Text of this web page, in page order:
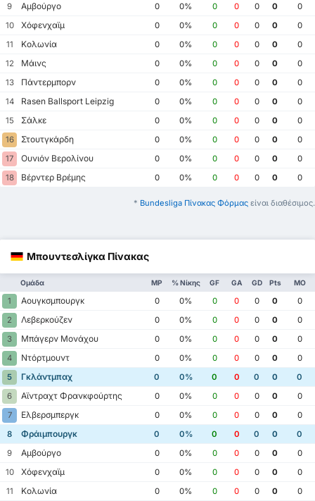
9
Αμβούργο 0 0% 0 0 0 0
0
10
Χόφενχαϊμ 0 0% 0 0 0 0
0
11
Κολωνία 0 0% 0 0 0 0
0
12
Μάινς 0 0% 0 0 0 0
0
13
Πάντερμπορν 0 0% 0 0 0 0
0
14
Rasen Ballsport Leipzig 0 0% 0 0 0 0
0
15
Σάλκε 0 0% 0 0 0 0
0
16
Στουτγκάρδη 0 0% 0 0 0 0
0
17
Ουνιόν Βερολίνου 0 0% 0 0 0 0
0
18
Βέρντερ Βρέμης 0 0% 0 0 0 0 0
* Bundesliga Πίνακας Φόρμας είναι διαθέσιμος.
Μπουντεσλίγκα Πίνακας
Ομάδα MP % Νίκης GF GA GD Pts ΜΟ
1 Αουγκσμπουργκ 0 0% 0 0 0 0
0
2
Λεβερκούζεν 0 0% 0 0 0 0
0
3
Μπάγερν Μονάχου 0 0% 0 0 0 0
0
4
Ντόρτμουντ 0 0% 0 0 0 0
0
5
Γκλάντμπαχ 0 0% 0 0 0 0
0
6
Αϊντραχτ Φρανκφούρτης 0 0% 0 0 0 0
0
7
Ελβερσμπεργκ 0 0% 0 0 0 0
0
8
Φράιμπουργκ 0 0% 0 0 0 0
0
9
Αμβούργο 0 0% 0 0 0 0
0
10
Χόφενχαϊμ 0 0% 0 0 0 0
0
11
Κολωνία 0 0% 0 0 0 0
0